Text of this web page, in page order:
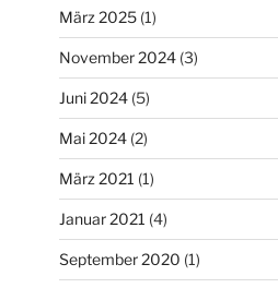
März 2025(1)
November 2024(3)
Juni 2024(5)
Mai 2024(2)
März 2021 (1)
Januar 2021 (4)
September 2020 (1)